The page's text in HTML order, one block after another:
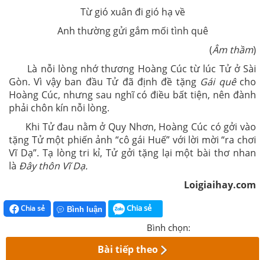
Từ gió xuân đi gió hạ về
Anh thường gửi gắm mối tình quê
(Âm thầm)
Là nỗi lòng nhớ thương Hoàng Cúc từ lúc Tử ở Sài
Gòn. Vì vậy ban đầu Tử đã định đề tặng Gái quêcho
Hoàng Cúc, nhưng sau nghĩ có điều bất tiện, nên đành
phải chôn kín nỗi lòng.
Khi Tử đau nằm ở Quy Nhơn, Hoàng Cúc có gởi vào
tặng Tử một phiến ảnh “cô gái Huế” với lời mời “ra chơi
Vĩ Dạ”. Tạ lòng tri kỉ, Tử gởi tặng lại một bài thơ nhan
là Đây thôn Vĩ Dạ.
Loigiaihay.com
Chia sẻ Bình luận Chia sẻ
Bình chọn:
Bài tiếp theo